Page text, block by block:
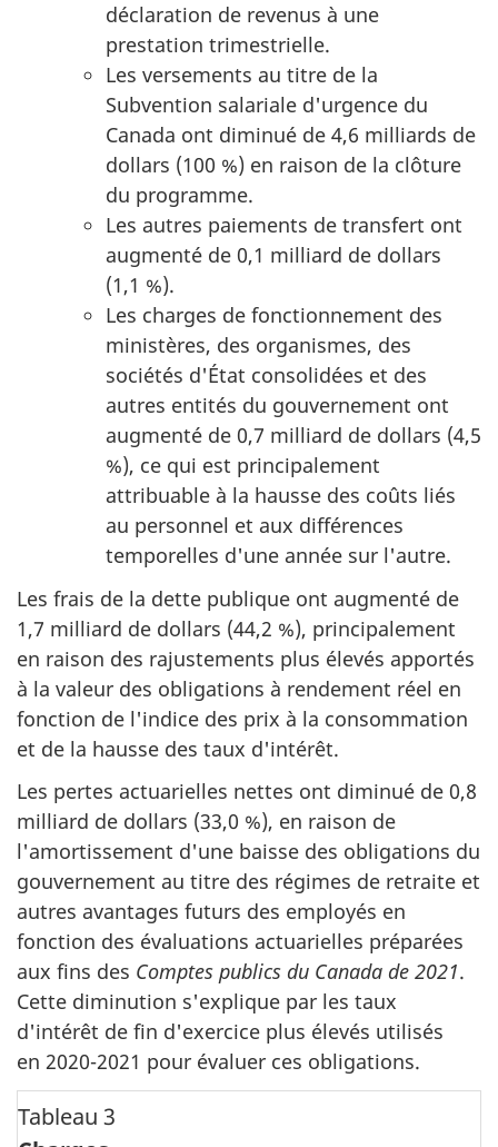
déclaration de revenus à une
prestation trimestrielle.
Les versements au titre de la
Subvention salariale d'urgence du
Canada ont diminué de 4,6 milliards de
dollars (100 %) en raison de la clôture
du programme.
Les autres paiements de transfert ont
augmenté de 0,1 milliard de dollars
(1,1 %).
Les charges de fonctionnement des
ministères, des organismes, des
sociétés d'État consolidées et des
autres entités du gouvernement ont
augmenté de 0,7 milliard de dollars (4,5
%), ce qui est principalement
attribuable à la hausse des coûts liés
au personnel et aux différences
temporelles d'une année sur l'autre.
Les frais de la dette publique ont augmenté de
1,7 milliard de dollars (44,2 %), principalement
en raison des rajustements plus élevés apportés
à la valeur des obligations à rendement réel en
fonction de l'indice des prix à la consommation
et de la hausse des taux d'intérêt.
Les pertes actuarielles nettes ont diminué de 0,8
milliard de dollars (33,0 %), en raison de
l'amortissement d'une baisse des obligations du
gouvernement au titre des régimes de retraite et
autres avantages futurs des employés en
fonction des évaluations actuarielles préparées
aux fins des Comptes publics du Canada de 2021.
Cette diminution s'explique par les taux
d'intérêt de fin d'exercice plus élevés utilisés
en 2020-2021 pour évaluer ces obligations.
Tableau 3